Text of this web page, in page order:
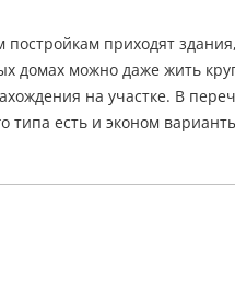
приходят
домах можно даже жить
на участке. В
есть и эконом